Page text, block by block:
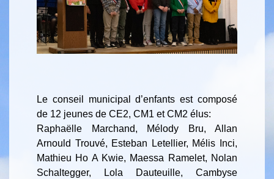
Le conseil municipal d’enfants est composé
de 12 jeunes de CE2, CM1 et CM2 élus:
Raphaëlle Marchand, Mélody Bru, Allan
Arnould Trouvé, Esteban Letellier, Mélis Inci,
Mathieu Ho A Kwie, Maessa Ramelet, Nolan
Schaltegger, Lola Dauteuille, Cambyse